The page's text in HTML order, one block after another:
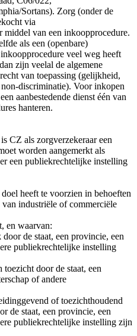
Sortans). Zorg (onder de
via
middel van een inkoopprocedure.
als een (openbare)
veel weg heeft
zijn veelal de algemene
van toepassing (gelijkheid,
discriminatie). Voor inkopen
aanbestedende dienst één van
hanteren.
CZ als zorgverzekeraar een
worden aangemerkt als
een publiekrechtelijke instelling
heeft te voorzien in behoeften
van industriële of commerciële
en waarvan:
de staat, een provincie, een
publiekrechtelijke instelling
door de staat, een
of andere
of toezichthoudend
de staat, een provincie, een
publiekrechtelijke instelling zijn